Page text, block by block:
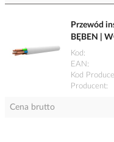
Przewód
BĘBEN |
Kod
EAN
Kod
Producent
Cena brutto